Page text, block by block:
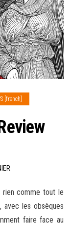
[french]
rien comme tout le
les obsèques
faire face au